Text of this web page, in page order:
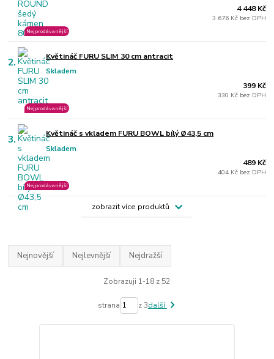
Nejprodávanější
4 448 Kč
3 676 Kč bez DPH
2. Květináč FURU SLIM 30 cm antracit
Skladem
Nejprodávanější
399 Kč
330 Kč bez DPH
3. Květináč s vkladem FURU BOWL bílý Ø43,5 cm
Skladem
Nejprodávanější
489 Kč
404 Kč bez DPH
zobrazit více produktů
Nejnovější Nejlevnější Nejdražší
Zobrazuji 1-18 z 52
strana z 3další